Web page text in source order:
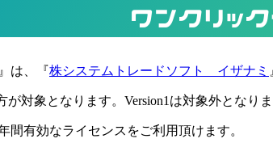
ワンクリッ
は、『株システムトレードソフト イザナミ
対象となります。Version1は対象外となり
間有効なライセンスをご利用頂けます。